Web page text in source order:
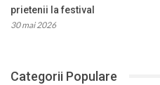
prietenii la festival
30 mai 2026
Categorii Populare